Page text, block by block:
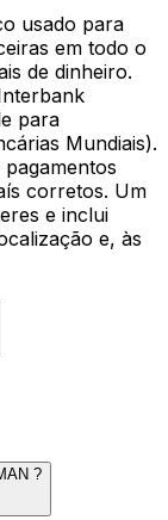
usado para
em todo o
de dinheiro.
para
Mundiais).
corretos. Um
e inclui
e, às
?